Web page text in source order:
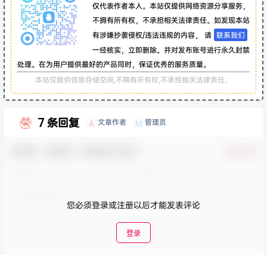
仅代表作者本人。本站仅提供网络资源分享服务，
不拥有所有权，不承担相关法律责任。如发现本站
有涉嫌抄袭侵权/违法违规的内容， 请 联系我们
一经核实，立即删除。并对发布账号进行永久封禁
处理。在为用户提供最好的产品同时，保证优秀的服务质量。
本站仅提供信息存储空间,不拥有所有权,不承担相关法律责任。
7 条回复 A 文章作者 M 管理员
您必须登录或注册以后才能发表评论
登录